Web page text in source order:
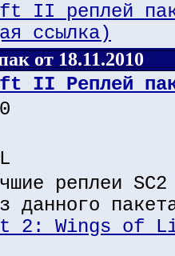
II реплей
ссылка)
от 18.11.2010
II Реплей
реплеи
данного
2: Wings of